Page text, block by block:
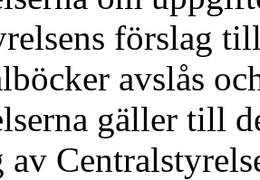
förslag
avslås
gäller till
av